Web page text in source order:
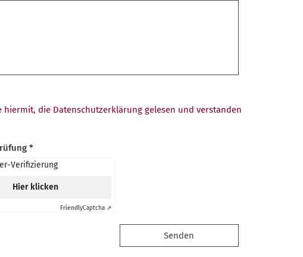
hiermit, die Datenschutzerklärung gelesen und verstanden
*
Verifizierung
Hier klicken
FriendlyCaptcha ⇗